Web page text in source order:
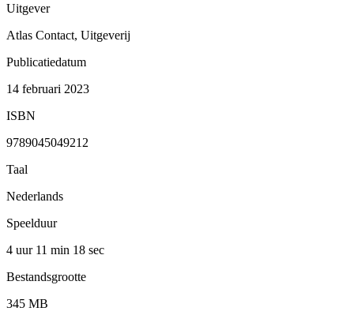
Uitgever
Atlas Contact, Uitgeverij
Publicatiedatum
14 februari 2023
ISBN
9789045049212
Taal
Nederlands
Speelduur
4 uur 11 min 18 sec
Bestandsgrootte
345 MB